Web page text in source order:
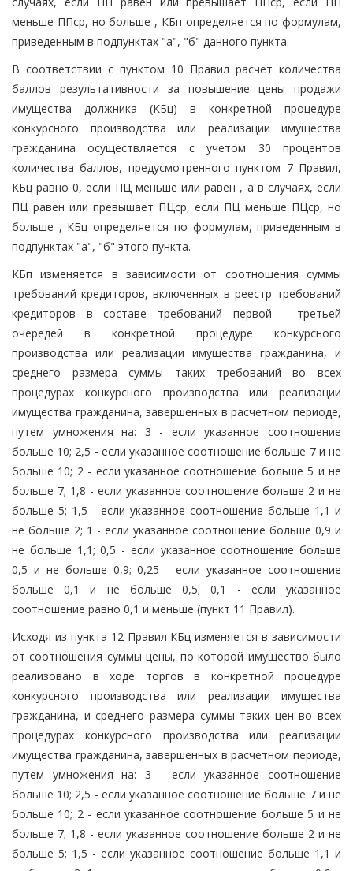
меньше ППср, но больше , КБп определяется по формулам,
приведенным в подпунктах "а", "б" данного пункта.
В соответствии с пунктом 10 Правил расчет количества
баллов результативности за повышение цены продажи
имущества должника (КБц) в конкретной процедуре
конкурсного производства или реализации имущества
гражданина осуществляется с учетом 30 процентов
количества баллов, предусмотренного пунктом 7 Правил,
КБц равно 0, если ПЦ меньше или равен , а в случаях, если
ПЦ равен или превышает ПЦср, если ПЦ меньше ПЦср, но
больше , КБц определяется по формулам, приведенным в
подпунктах "а", "б" этого пункта.
КБп изменяется в зависимости от соотношения суммы
требований кредиторов, включенных в реестр требований
кредиторов в составе требований первой - третьей
очередей в конкретной процедуре конкурсного
производства или реализации имущества гражданина, и
среднего размера суммы таких требований во всех
процедурах конкурсного производства или реализации
имущества гражданина, завершенных в расчетном периоде,
путем умножения на: 3 - если указанное соотношение
больше 10; 2,5 - если указанное соотношение больше 7 и не
больше 10; 2 - если указанное соотношение больше 5 и не
больше 7; 1,8 - если указанное соотношение больше 2 и не
больше 5; 1,5 - если указанное соотношение больше 1,1 и
не больше 2; 1 - если указанное соотношение больше 0,9 и
не больше 1,1; 0,5 - если указанное соотношение больше
0,5 и не больше 0,9; 0,25 - если указанное соотношение
больше 0,1 и не больше 0,5; 0,1 - если указанное
соотношение равно 0,1 и меньше (пункт 11 Правил).
Исходя из пункта 12 Правил КБц изменяется в зависимости
от соотношения суммы цены, по которой имущество было
реализовано в ходе торгов в конкретной процедуре
конкурсного производства или реализации имущества
гражданина, и среднего размера суммы таких цен во всех
процедурах конкурсного производства или реализации
имущества гражданина, завершенных в расчетном периоде,
путем умножения на: 3 - если указанное соотношение
больше 10; 2,5 - если указанное соотношение больше 7 и не
больше 10; 2 - если указанное соотношение больше 5 и не
больше 7; 1,8 - если указанное соотношение больше 2 и не
больше 5; 1,5 - если указанное соотношение больше 1,1 и